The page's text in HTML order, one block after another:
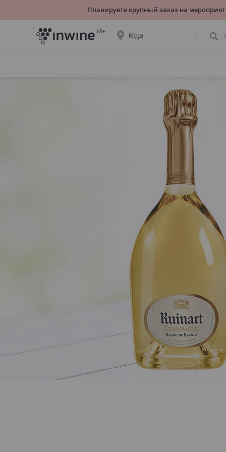
18+ Riga
ВЫБРАТЬ ДРУГОЙ
Планируете крупный заказ на